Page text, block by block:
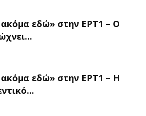
ακόμα εδώ» στην ΕΡΤ1 – Ο
ακόμα εδώ» στην ΕΡΤ1 – Η